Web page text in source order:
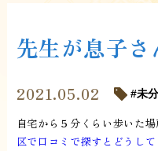
先生が息子
2021.05.02 未
自宅から５分くらい歩いた場
区で口コミで探すとどうし